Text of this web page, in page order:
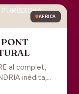
ÀFRICA
al complet,
inèdita,